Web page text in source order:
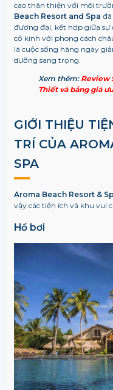
cao thân thiện với môi
Beach Resort and Spa
đương đại, kết hợp giữa
cổ kính với phong cách
là cuộc sống hàng ngày
dưỡng sang trọng.
Xem thêm: Review
Thiết và bảng giá
GIỚI THIỆU
TRÍ CỦA
SPA
Aroma Beach Resort &
vậy các tiện ích và khu vui
Hồ bơi